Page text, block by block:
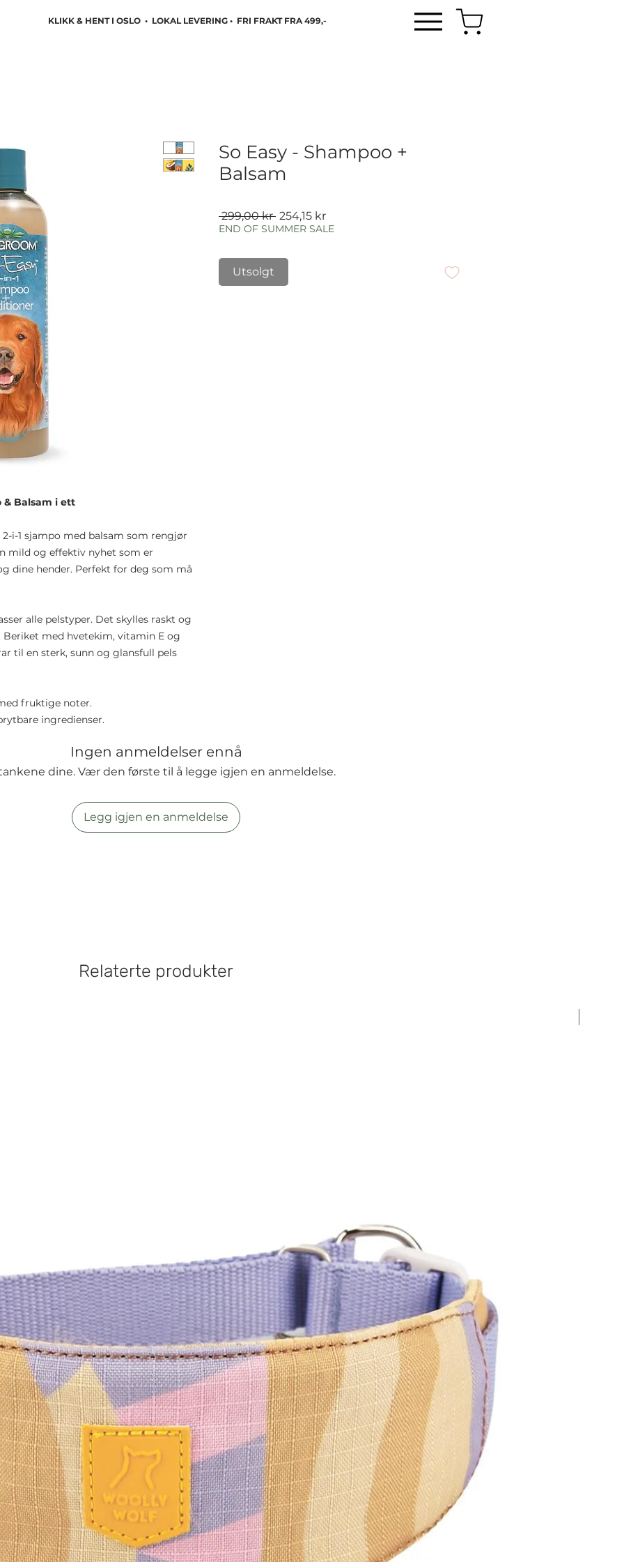
KLIKK & HENT I OSLO • LOKAL LEVERING • FRI FRAKT FRA 499,-
& Balsam i ett
i-1 sjampo med balsam som rengjør
mild og effektiv nyhet som er
dine hender. Perfekt for deg som må
alle pelstyper. Det skylles raskt og
med hvetekim, vitamin E og
til en sterk, sunn og glansfull pels
fruktige noter.
ingredienser.
So Easy - Shampoo +
Balsam
299,00 kr Vanlig
pris
254,15 krSalgspris
END OF SUMMER SALE
Utsolgt
Ingen anmeldelser ennå
dine. Vær den første til å legge igjen en anmeldelse.
Legg igjen en anmeldelse
Relaterte produkter